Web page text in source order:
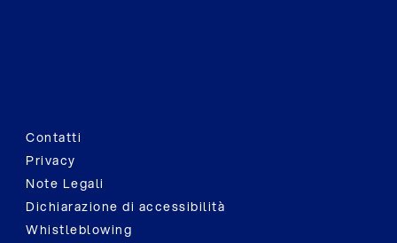
Contatti
Privacy
Note Legali
Dichiarazione di accessibilità
Whistleblowing